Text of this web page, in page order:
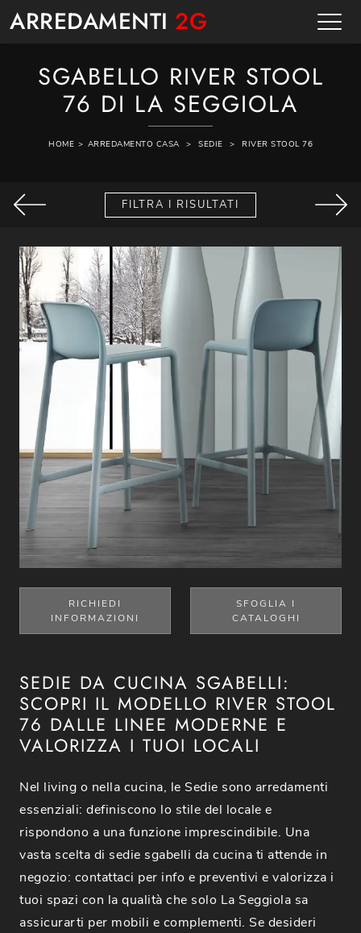
ARREDAMENTI 2G
SGABELLO RIVER STOOL
76 DI LA SEGGIOLA
HOME > ARREDAMENTO CASA > SEDIE > RIVER STOOL 76
FILTRA I RISULTATI
RICHIEDI
INFORMAZIONI
SFOGLIA I
CATALOGHI
SEDIE DA CUCINA SGABELLI:
SCOPRI IL MODELLO RIVER STOOL
76 DALLE LINEE MODERNE E
VALORIZZA I TUOI LOCALI
Nel living o nella cucina, le Sedie sono arredamenti
essenziali: definiscono lo stile del locale e
rispondono a una funzione imprescindibile. Una
vasta scelta di sedie sgabelli da cucina ti attende in
negozio: contattaci per info e preventivi e valorizza i
tuoi spazi con la qualità che solo La Seggiola sa
assicurarti per mobili e complementi. Se desideri